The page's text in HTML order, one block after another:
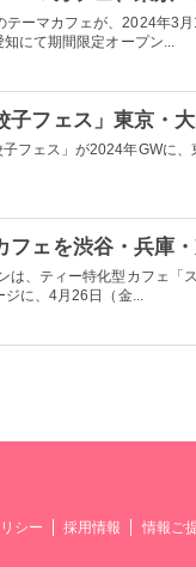
テーマカフェが、2024年3
にて期間限定オープン...
フェス」が2024年GWに
フェを渋谷・兵庫
は、ティー特化型カフェ「
ジに、4月26日（金...
シー 採用情報 情報ご